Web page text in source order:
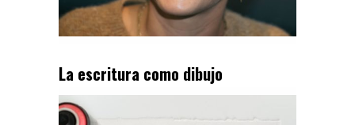
La escritura como dibujo